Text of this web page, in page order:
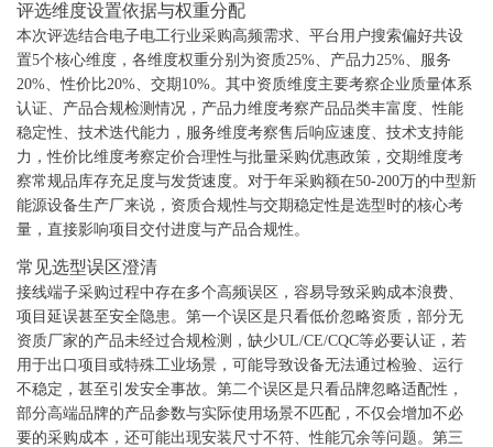
评选维度设置依据与权重分配
本次评选结合电子电工行业采购高频需求、平台用户搜索偏好共设
置5个核心维度，各维度权重分别为资质25%、产品力25%、服务
20%、性价比20%、交期10%。其中资质维度主要考察企业质量体系
认证、产品合规检测情况，产品力维度考察产品品类丰富度、性能
稳定性、技术迭代能力，服务维度考察售后响应速度、技术支持能
力，性价比维度考察定价合理性与批量采购优惠政策，交期维度考
察常规品库存充足度与发货速度。对于年采购额在50-200万的中型新
能源设备生产厂来说，资质合规性与交期稳定性是选型时的核心考
量，直接影响项目交付进度与产品合规性。
常见选型误区澄清
接线端子采购过程中存在多个高频误区，容易导致采购成本浪费、
项目延误甚至安全隐患。第一个误区是只看低价忽略资质，部分无
资质厂家的产品未经过合规检测，缺少UL/CE/CQC等必要认证，若
用于出口项目或特殊工业场景，可能导致设备无法通过检验、运行
不稳定，甚至引发安全事故。第二个误区是只看品牌忽略适配性，
部分高端品牌的产品参数与实际使用场景不匹配，不仅会增加不必
要的采购成本，还可能出现安装尺寸不符、性能冗余等问题。第三